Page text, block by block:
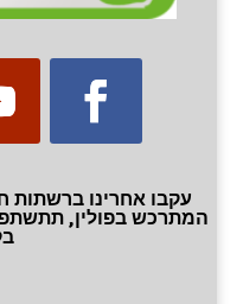
עקבו אחרינו ברשתות
המתרכש בפולין,